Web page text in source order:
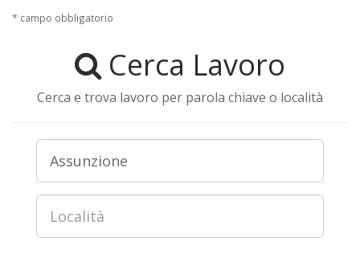
* campo obbligatorio
Cerca Lavoro
Cerca e trova lavoro per parola chiave o località